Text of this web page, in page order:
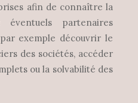
afin de connaître la
partenaires
exemple découvrir le
des sociétés, accéder
ou la solvabilité des